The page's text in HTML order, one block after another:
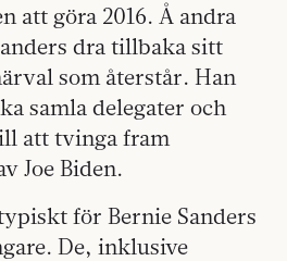
att göra 2016. Å andra
dra tillbaka sitt
som återstår. Han
samla delegater och
att tvinga fram
Joe Biden.
för Bernie Sanders
De, inklusive